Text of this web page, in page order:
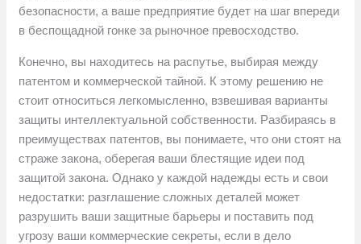
безопасности, а ваше предприятие будет на шаг впереди
в беспощадной гонке за рыночное превосходство.
Конечно, вы находитесь на распутье, выбирая между
патентом и коммерческой тайной. К этому решению не
стоит относиться легкомысленно, взвешивая варианты
защиты интеллектуальной собственности. Разбираясь в
преимуществах патентов, вы понимаете, что они стоят на
страже закона, оберегая ваши блестящие идеи под
защитой закона. Однако у каждой надежды есть и свои
недостатки: разглашение сложных деталей может
разрушить ваши защитные барьеры и поставить под
угрозу ваши коммерческие секреты, если в дело